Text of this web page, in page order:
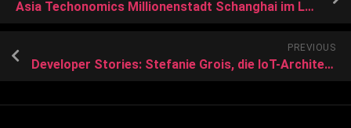
Asia Techonomics Millionenstadt Schanghai im Lockdown: Wenn der Salat per Drohne kommt
PREVIOUS
Developer Stories: Stefanie Grois, die IoT-Architektin